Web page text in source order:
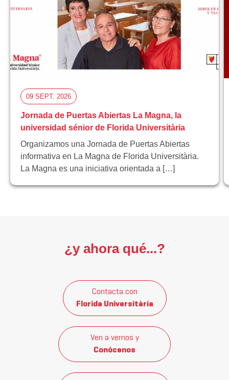
09 SEPT. 2026
Jornada de Puertas Abiertas La Magna, la
universidad sénior de Florida Universitària
Organizamos una Jornada de Puertas Abiertas
informativa en La Magna de Florida Universitària.
La Magna es una iniciativa orientada a […]
¿y ahora qué...?
Contacta con
Florida Universitària
Ven a vernos y
Conócenos